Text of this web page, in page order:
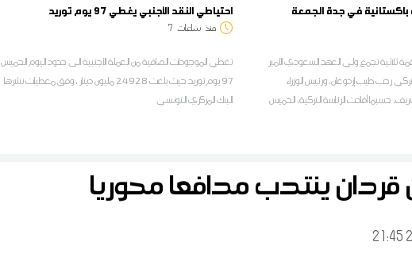
احتياطي النقد الأجنبي يغطي 97 يوم توريد
منذ ساعات 7
تغطي الموجودات الصافية من العملة الأجنبية الى حدود اليوم الخميس
97 يوم توريد حيث بلغت 24928 مليون دينار ، وفق معطيات نشرها
البنك المركزي التونسي
في جدة الجمعة
ثلاثية تجمع ولي العهد السعودي الأمير
رجب طيب إردوغان، ورئيس الوزراء
حسبما أفادت الرئاسة التركية، الخميس
قردان ينتدب مدافعا محوريا